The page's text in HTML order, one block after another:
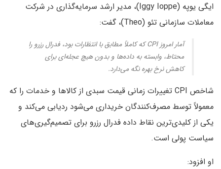
ایگی یوپه (Iggy Ioppe)، مدیر ارشد سرمایه‌گذاری در شرکت
معاملات سازمانی تئو (Theo)، گفت:
آمار امروز CPI که کاملاً مطابق با انتظارات بود، فدرال رزرو را
محتاط، وابسته به داده‌ها و بدون هیچ عجله‌ای برای
کاهش نرخ بهره نگه می‌دارد.
شاخص CPI تغییرات زمانی قیمت سبدی از کالاها و خدمات را که
معمولاً توسط مصرف‌کنندگان خریداری می‌شود ردیابی می‌کند و
یکی از کلیدی‌ترین نقاط داده فدرال رزرو برای تصمیم‌گیری‌های
سیاست پولی است.
او افزود: